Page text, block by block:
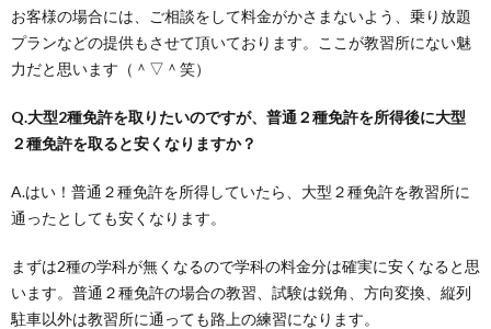
お客様の場合には、ご相談をして料金がかさまないよう、乗り放題
プランなどの提供もさせて頂いております。ここが教習所にない魅
力だと思います（＾▽＾笑）
Q.大型2種免許を取りたいのですが、普通２種免許を所得後に大型
２種免許を取ると安くなりますか？
A.はい！普通２種免許を所得していたら、大型２種免許を教習所に
通ったとしても安くなります。
まずは2種の学科が無くなるので学科の料金分は確実に安くなると思
います。普通２種免許の場合の教習、試験は鋭角、方向変換、縦列
駐車以外は教習所に通っても路上の練習になります。